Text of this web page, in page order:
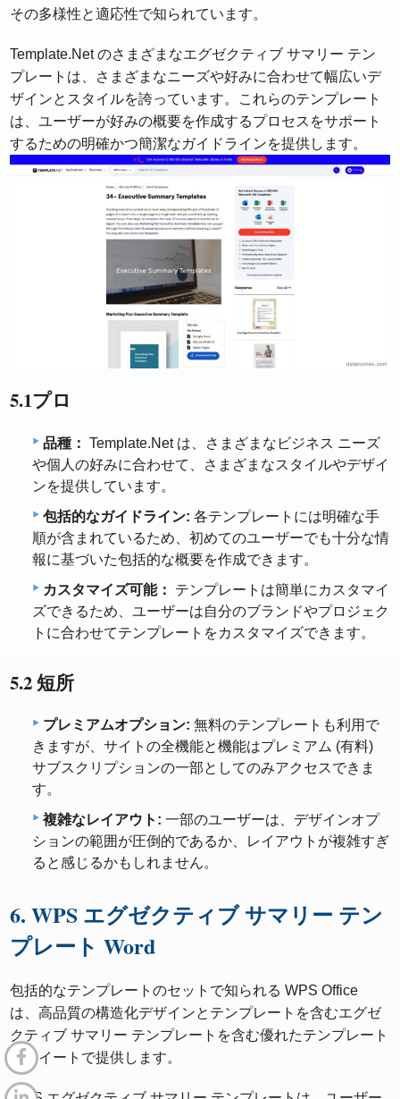
その多様性と適応性で知られています。
Template.Net のさまざまなエグゼクティブ サマリー テン
プレートは、さまざまなニーズや好みに合わせて幅広いデ
ザインとスタイルを誇っています。これらのテンプレート
は、ユーザーが好みの概要を作成するプロセスをサポート
するための明確かつ簡潔なガイドラインを提供します。
5.1プロ
品種： Template.Net は、さまざまなビジネス ニーズ
や個人の好みに合わせて、さまざまなスタイルやデザイ
ンを提供しています。
包括的なガイドライン: 各テンプレートには明確な手
順が含まれているため、初めてのユーザーでも十分な情
報に基づいた包括的な概要を作成できます。
カスタマイズ可能： テンプレートは簡単にカスタマイ
ズできるため、ユーザーは自分のブランドやプロジェク
トに合わせてテンプレートをカスタマイズできます。
5.2 短所
プレミアムオプション: 無料のテンプレートも利用で
きますが、サイトの全機能と機能はプレミアム (有料)
サブスクリプションの一部としてのみアクセスできま
す。
複雑なレイアウト: 一部のユーザーは、デザインオプ
ションの範囲が圧倒的であるか、レイアウトが複雑すぎ
ると感じるかもしれません。
6. WPS エグゼクティブ サマリー テン
プレート Word
包括的なテンプレートのセットで知られる WPS Office
は、高品質の構造化デザインとテンプレートを含むエグゼ
クティブ サマリー テンプレートを含む優れたテンプレート
をスイートで提供します。